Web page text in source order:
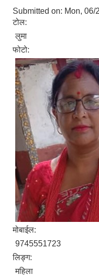
Submitted on: Mon, 06/
टोल:
लुमा
फोटो:
मोबाईल:
9745551723
लिङ्ग:
महिला